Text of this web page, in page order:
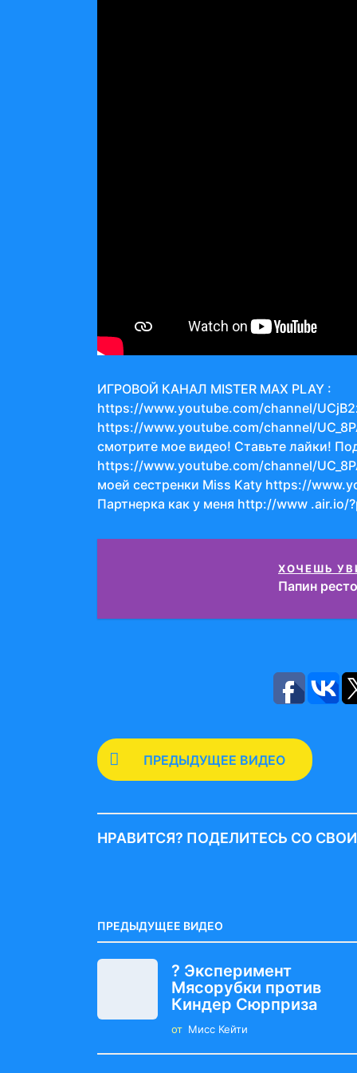
ИГРОВОЙ КАНАЛ MISTER MAX PLAY :
https://www.youtube.com/channel/
https://www.youtube.com/channel/
смотрите мое видео! Ставьте лайки!
https://www.youtube.com/channel/
моей сестренки Miss Katy https://
Партнерка как у меня http://www .air.io/
ХОЧЕШЬ
Папин
P
o
t
i
n
o
ПРЕДЫДУЩЕЕ ВИДЕО
НРАВИТСЯ? ПОДЕЛИТЕСЬ СО
ПРЕДЫДУЩЕЕ ВИДЕО
? Эксперимент
Мясорубки против
Киндер Сюрприза
от Мисс Кейти